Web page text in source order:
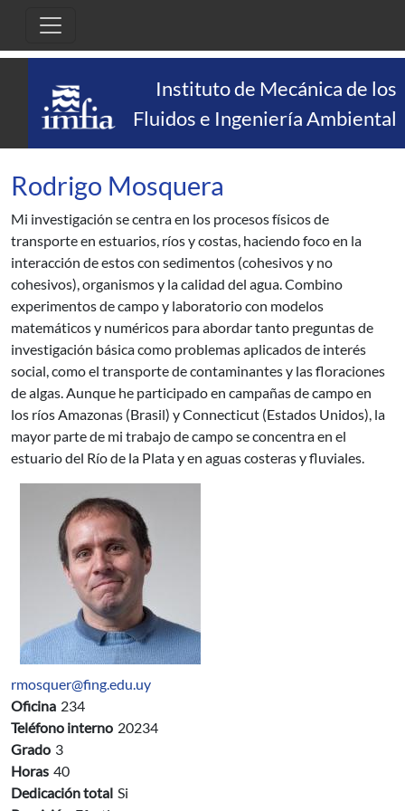
Instituto de Mecánica de los
Fluidos e Ingeniería Ambiental
Rodrigo Mosquera
Mi investigación se centra en los procesos físicos de
transporte en estuarios, ríos y costas, haciendo foco en la
interacción de estos con sedimentos (cohesivos y no
cohesivos), organismos y la calidad del agua. Combino
experimentos de campo y laboratorio con modelos
matemáticos y numéricos para abordar tanto preguntas de
investigación básica como problemas aplicados de interés
social, como el transporte de contaminantes y las floraciones
de algas. Aunque he participado en campañas de campo en
los ríos Amazonas (Brasil) y Connecticut (Estados Unidos), la
mayor parte de mi trabajo de campo se concentra en el
estuario del Río de la Plata y en aguas costeras y fluviales.
rmosquer@fing.edu.uy
Oficina 234
Teléfono interno 20234
Grado 3
Horas 40
Dedicación total Si